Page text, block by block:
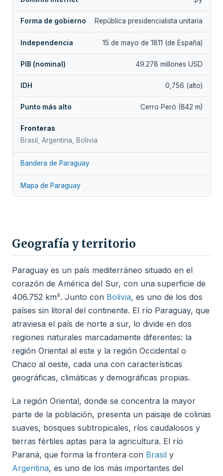
Forma de gobierno República presidencialista unitaria
Independencia 15 de mayo de 1811 (de España)
PIB (nominal) 49.278 millones USD
IDH 0,756 (alto)
Punto más alto Cerro Peró (842 m)
Fronteras
Brasil, Argentina, Bolivia
Bandera de Paraguay
Mapa de Paraguay
Geografía y territorio
Paraguay es un país mediterráneo situado en el
corazón de América del Sur, con una superficie de
406.752 km². Junto con Bolivia, es uno de los dos
países sin litoral del continente. El río Paraguay, que
atraviesa el país de norte a sur, lo divide en dos
regiones naturales marcadamente diferentes: la
región Oriental al este y la región Occidental o
Chaco al oeste, cada una con características
geográficas, climáticas y demográficas propias.
La región Oriental, donde se concentra la mayor
parte de la población, presenta un paisaje de colinas
suaves, bosques subtropicales, ríos caudalosos y
tierras fértiles aptas para la agricultura. El río
Paraná, que forma la frontera con Brasil y
Argentina, es uno de los más importantes del